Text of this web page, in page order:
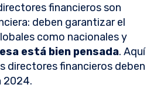
financieros son
deben garantizar el
como nacionales y
está bien pensada. Aquí
directores financieros deben
2024.